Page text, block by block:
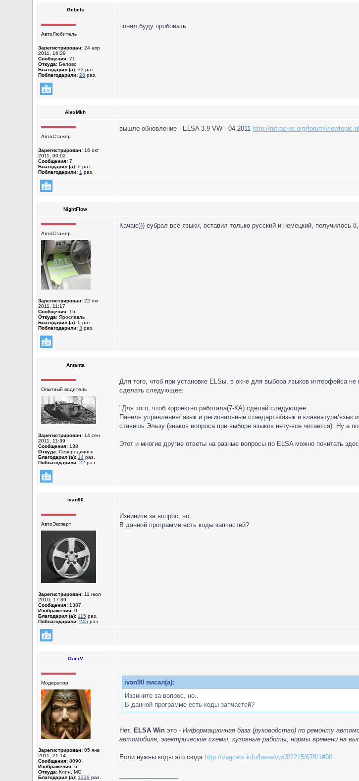
Gebels
АвтоЛюбитель
Зарегистрирован: 24 апр
2011, 16:29
Сообщения: 71
Откуда: Белово
Благодарил (а): 32 раз.
Поблагодарили: 28 раз.
понял,буду пробовать
AlexMkh
АвтоСтажер
Зарегистрирован: 16 окт
2011, 00:02
Сообщения: 7
Благодарил (а): 6 раз.
Поблагодарили: 1 раз.
вышло обновление - ELSA 3.9 VW - 04.2011 http://rutracker.org/forum/
NightFlow
АвтоСтажер
Зарегистрирован: 22 окт
2011, 11:17
Сообщения: 15
Откуда: Ярославль
Благодарил (а): 0 раз.
Поблагодарили: 3 раз.
Качаю))) eубрал все языки, оставил только русский и немецкий, получилось
Antanta
Опытный водитель
Зарегистрирован: 14 сен
2011, 11:39
Сообщения: 138
Откуда: Северодвинск
Благодарил (а): 14 раз.
Поблагодарили: 22 раз.
Для того, чтоб при установке ELSы, в окне для выбора языков интерфейса
сделать следующее:
"Для того, чтоб корректно работала(7-КА) сделай следующее:
Панель управления/ язык и региональные стандарты/язык и клавиатура/
ставишь Эльзу (знаков вопроса при выборе языков нету-все читается). Ну
Этот и многие другие ответы на разные вопросы по ELSA можно почитать
ivan90
АвтоЭксперт
Зарегистрирован: 11 июл
2010, 17:39
Сообщения: 1387
Изображения: 0
Благодарил (а): 115 раз.
Поблагодарили: 245 раз.
Извините за вопрос, но..
В данной программе есть коды запчастей?
ОлегV
Модератор
Зарегистрирован: 05 янв
2011, 21:14
Сообщения: 8090
Изображения: 6
Откуда: Клин, МО
Благодарил (а): 1339 раз.
ivan90 писал(а):
Извините за вопрос, но..
В данной программе есть коды запчастей?
Нет. ELSA Win это - Информационная база (руководство) по ремонту
автомобиля, электрические схемы, кузовные работы, нормы времени на
Если нужны коды это сюда http://vagcats.info/base/vw/3/2215/678/1#00